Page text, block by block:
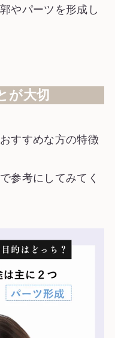
やパーツを形成し
が大切
すすめな方の特徴
参考にしてみてく